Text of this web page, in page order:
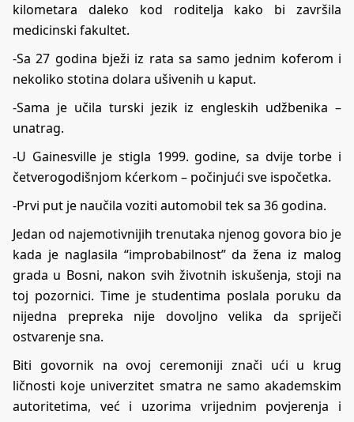
kilometara daleko kod roditelja kako bi završila
medicinski fakultet.
-Sa 27 godina bježi iz rata sa samo jednim koferom i
nekoliko stotina dolara ušivenih u kaput.
-Sama je učila turski jezik iz engleskih udžbenika –
unatrag.
-U Gainesville je stigla 1999. godine, sa dvije torbe i
četverogodišnjom kćerkom – počinjući sve ispočetka.
-Prvi put je naučila voziti automobil tek sa 36 godina.
Jedan od najemotivnijih trenutaka njenog govora bio je
kada je naglasila “improbabilnost” da žena iz malog
grada u Bosni, nakon svih životnih iskušenja, stoji na
toj pozornici. Time je studentima poslala poruku da
nijedna prepreka nije dovoljno velika da spriječi
ostvarenje sna.
Biti govornik na ovoj ceremoniji znači ući u krug
ličnosti koje univerzitet smatra ne samo akademskim
autoritetima, već i uzorima vrijednim povjerenja i